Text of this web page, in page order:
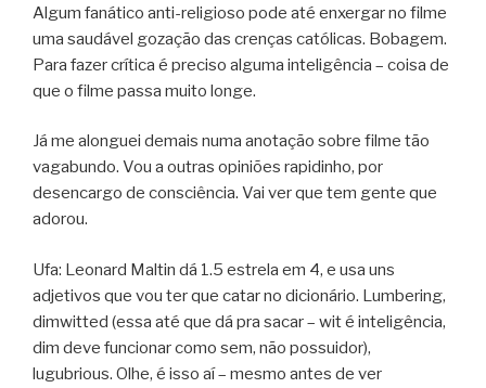
Algum fanático anti-religioso pode até enxergar no filme
uma saudável gozação das crenças católicas. Bobagem.
Para fazer crítica é preciso alguma inteligência – coisa de
que o filme passa muito longe.
Já me alonguei demais numa anotação sobre filme tão
vagabundo. Vou a outras opiniões rapidinho, por
desencargo de consciência. Vai ver que tem gente que
adorou.
Ufa: Leonard Maltin dá 1.5 estrela em 4, e usa uns
adjetivos que vou ter que catar no dicionário. Lumbering,
dimwitted (essa até que dá pra sacar – wit é inteligência,
dim deve funcionar como sem, não possuidor),
lugubrious. Olhe, é isso aí – mesmo antes de ver